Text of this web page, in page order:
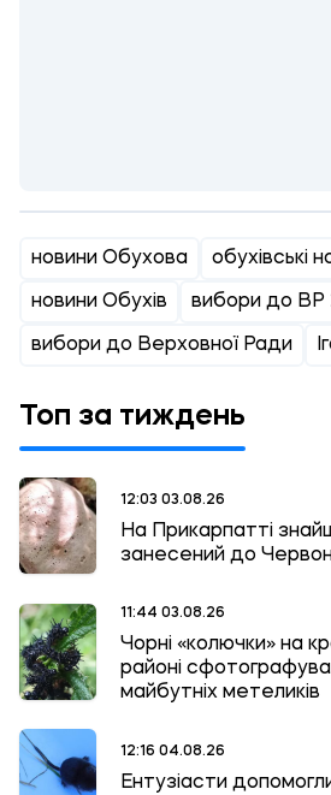
новини Обухова обухівські
новини Обухів вибори до ВР
вибори до Верховної Ради
Топ за тиждень
12:03 03.08.26
На Прикарпатті
занесений до
11:44 03.08.26
Чорні «колючки» на
районі
майбутніх метеликів
12:16 04.08.26
Ентузіасти